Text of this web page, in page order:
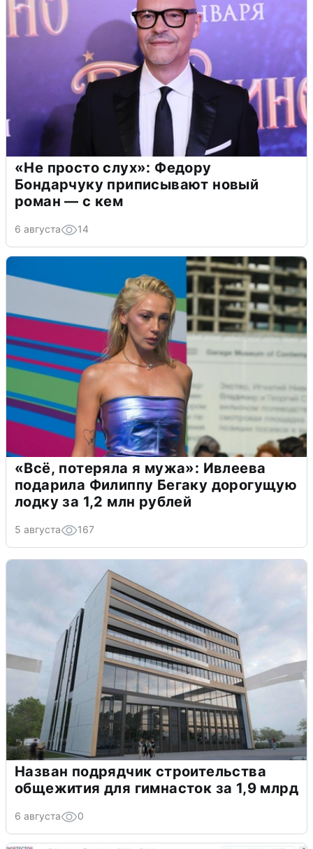
«Не просто слух»: Федору
Бондарчуку приписывают новый
роман — с кем
6 августа 14
«Всё, потеряла я мужа»: Ивлеева
подарила Филиппу Бегаку дорогущую
лодку за 1,2 млн рублей
5 августа 167
Назван подрядчик строительства
общежития для гимнасток за 1,9 млрд
6 августа 0